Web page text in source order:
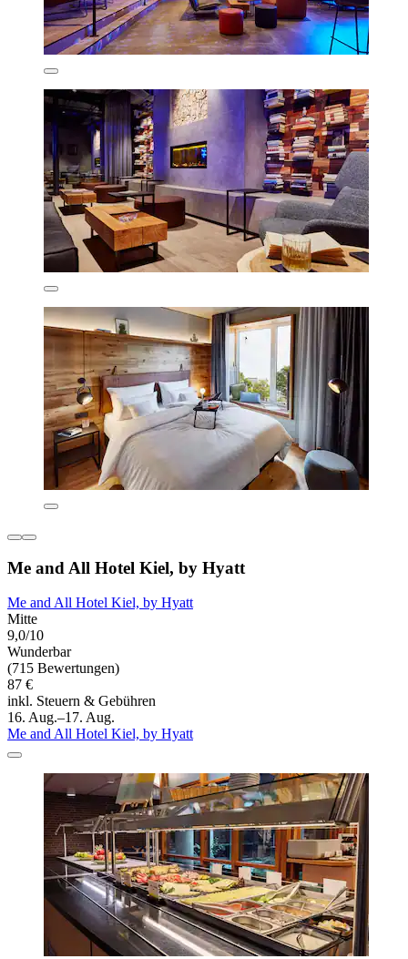
Me and All Hotel Kiel, by Hyatt
Me and All Hotel Kiel, by Hyatt
Mitte
9,0/10
Wunderbar
(715 Bewertungen)
87 €
inkl. Steuern & Gebühren
16. Aug.–17. Aug.
Me and All Hotel Kiel, by Hyatt